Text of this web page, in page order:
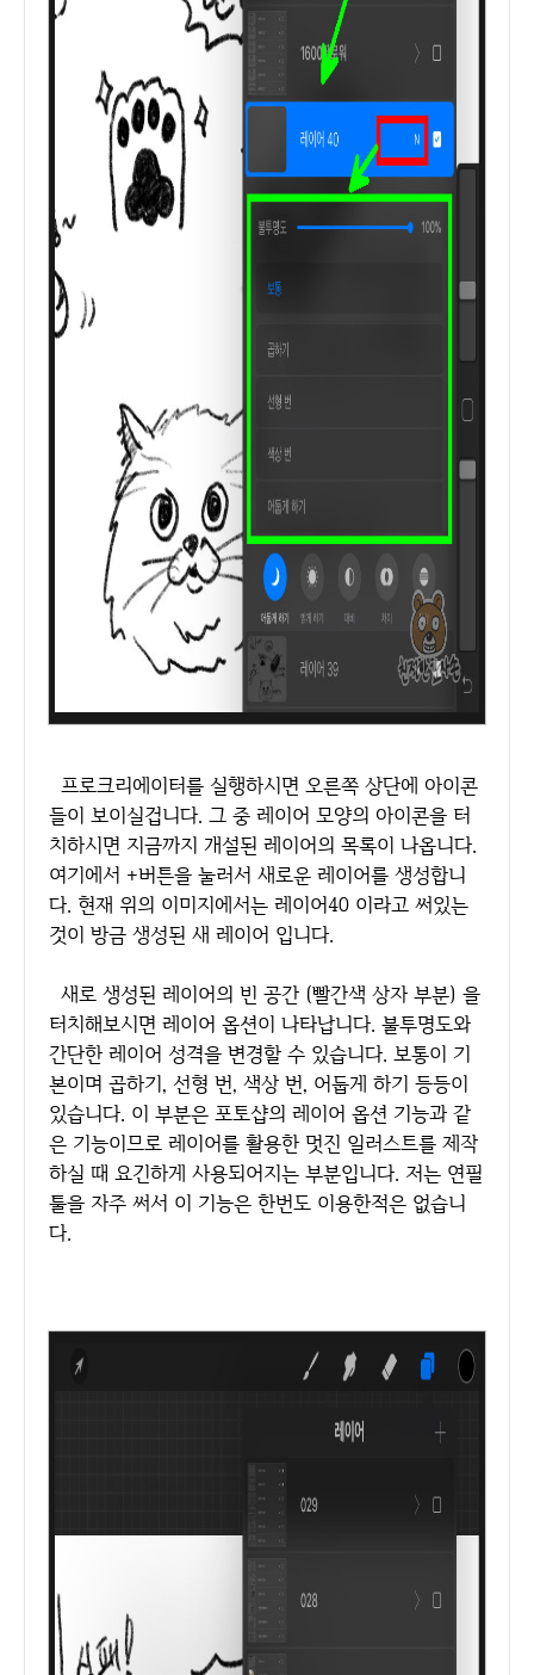
프로크리에이터를 실행하시면 오른쪽 상단에 아이콘
들이 보이실겁니다. 그 중 레이어 모양의 아이콘을 터
치하시면 지금까지 개설된 레이어의 목록이 나옵니다.
여기에서 +버튼을 눌러서 새로운 레이어를 생성합니
다. 현재 위의 이미지에서는 레이어40 이라고 써있는
것이 방금 생성된 새 레이어 입니다.
새로 생성된 레이어의 빈 공간 (빨간색 상자 부분) 을
터치해보시면 레이어 옵션이 나타납니다. 불투명도와
간단한 레이어 성격을 변경할 수 있습니다. 보통이 기
본이며 곱하기, 선형 번, 색상 번, 어둡게 하기 등등이
있습니다. 이 부분은 포토샵의 레이어 옵션 기능과 같
은 기능이므로 레이어를 활용한 멋진 일러스트를 제작
하실 때 요긴하게 사용되어지는 부분입니다. 저는 연필
툴을 자주 써서 이 기능은 한번도 이용한적은 없습니
다.